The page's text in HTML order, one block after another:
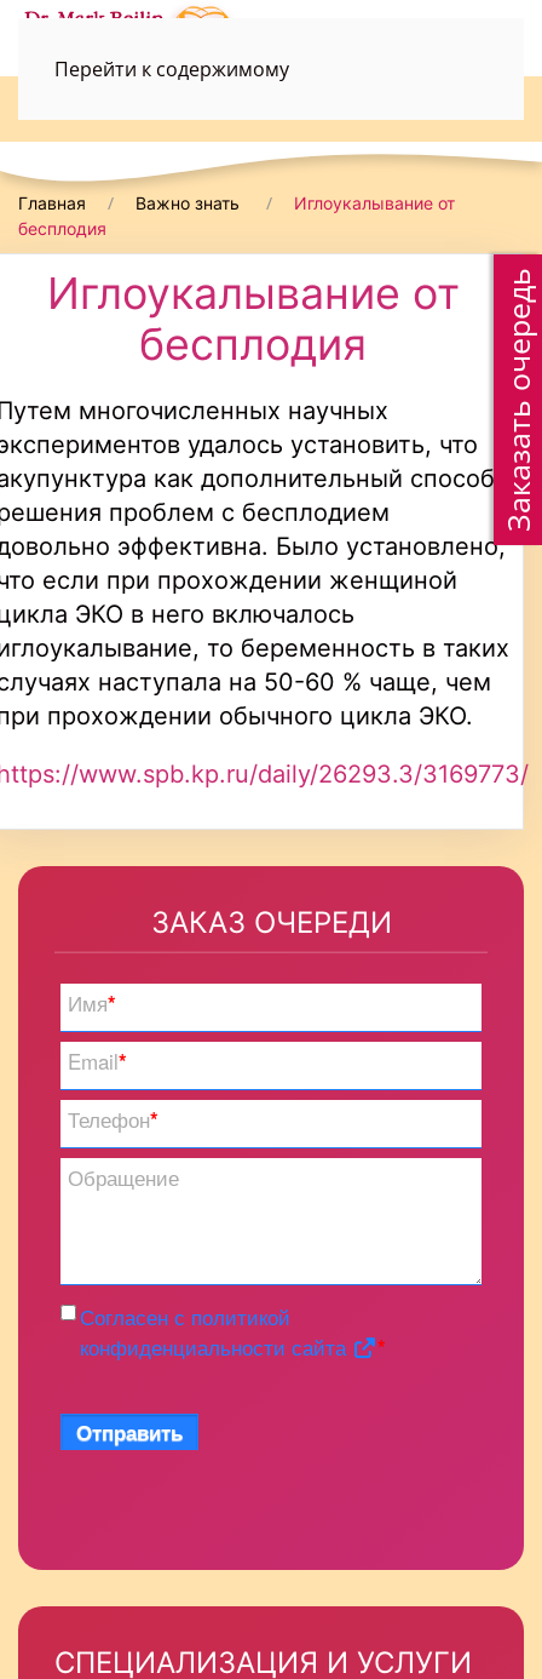
Перейти к содержимому
Главная Важно знать
Иглоукалывание от
бесплодия
Иглоукалывание от
бесплодия
многочисленных научных
удалось установить, что
как дополнительный способ
проблем с бесплодием
эффективна. Было установлено,
если при прохождении женщиной
ЭКО в него включалось
то беременность в таких
наступала на 50-60 % чаще, чем
прохождении обычного цикла ЭКО.
www.spb.kp.ru/daily/26293.3/3169773/
ЗАКАЗ ОЧЕРЕДИ
Имя*
Email*
Телефон*
Обращение
Согласен с политикой
конфиденциальности сайта
*
Отправить
СПЕЦИАЛИЗАЦИЯ И УСЛУГИ
Заказать очередь